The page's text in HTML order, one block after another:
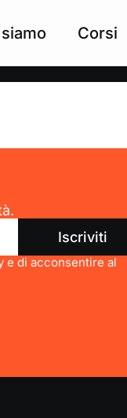
Corsi
Iscriviti
e di acconsentire al